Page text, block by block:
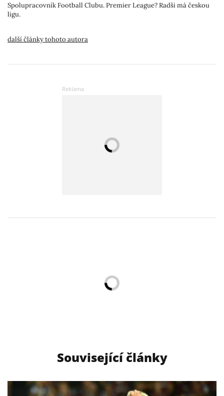
Spolupracovník Football Clubu. Premier League? Radši má českou
ligu.
další články tohoto autora
Související články